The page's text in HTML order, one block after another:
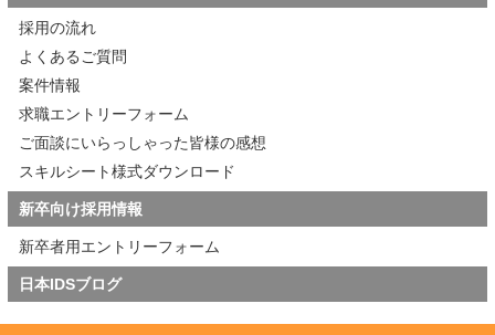
採用の流れ
よくあるご質問
案件情報
求職エントリーフォーム
ご面談にいらっしゃった皆様の感想
スキルシート様式ダウンロード
新卒向け採用情報
新卒者用エントリーフォーム
日本IDSブログ